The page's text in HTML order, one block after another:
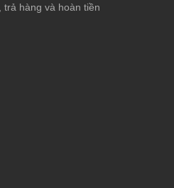
trả hàng và hoàn tiền